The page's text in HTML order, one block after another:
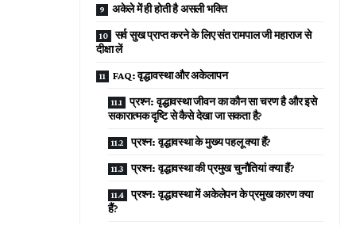
अकेले में ही होती है असली भक्ति
सर्व सुख प्राप्त करने के लिए संत रामपाल जी महाराज से
दीक्षा लें
FAQ: वृद्धावस्था और अकेलापन
प्रश्न: वृद्धावस्था जीवन का कौन सा चरण है और इसे
सकारात्मक दृष्टि से कैसे देखा जा सकता है?
प्रश्न: वृद्धावस्था के मुख्य पहलू क्या हैं?
प्रश्न: वृद्धावस्था की प्रमुख चुनौतियां क्या हैं?
प्रश्न: वृद्धावस्था में अकेलेपन के प्रमुख कारण क्या
हैं?